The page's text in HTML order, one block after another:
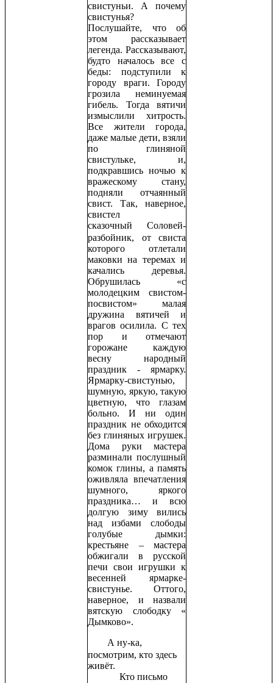
свистуньи. А почему
свистунья?
Послушайте, что об
этом рассказывает
легенда. Рассказывают,
будто началось все с
беды: подступили к
городу враги. Городу
грозила неминуемая
гибель. Тогда вятичи
измыслили хитрость.
Все жители города,
даже малые дети, взяли
по глиняной
свистульке, и,
подкравшись ночью к
вражескому стану,
подняли отчаянный
свист. Так, наверное,
свистел
сказочный
Соловей-
разбойник, от свиста
которого отлетали
маковки на теремах и
качались деревья.
Обрушилась «с
молодецким свистом-
посвистом» малая
дружина вятичей и
врагов осилила. С тех
пор и отмечают
горожане каждую
весну народный
праздник - ярмарку.
Ярмарку-свистунью,
шумную, яркую, такую
цветную, что глазам
больно. И ни один
праздник не обходится
без глиняных игрушек.
Дома руки мастера
разминали послушный
комок глины, а память
оживляла впечатления
шумного, яркого
праздника… и всю
долгую зиму вились
над избами слободы
голубые дымки:
крестьяне – мастера
обжигали в русской
печи свои игрушки к
весенней ярмарке-
свистунье. Оттого,
наверное, и назвали
вятскую слободку «
Дымково».
А ну-ка,
посмотрим, кто здесь
живёт.
Кто письмо